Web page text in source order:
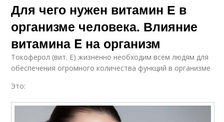
Для чего нужен витамин Е в
организме человека. Влияние
витамина E на организм
Токоферол (вит. Е) жизненно необходим всем людям для
обеспечения огромного количества функций в организме
Это: